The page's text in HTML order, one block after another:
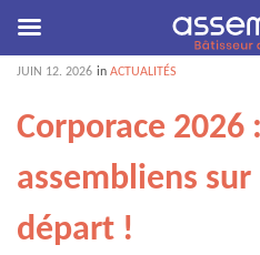
JUIN 12. 2026 inACTUALITÉS
Corporace 2026
assembliens
départ !